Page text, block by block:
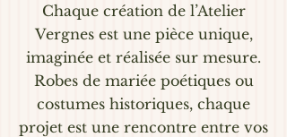
Chaque création de l’Atelier
Vergnes est une pièce unique,
imaginée et réalisée sur mesure.
Robes de mariée poétiques ou
costumes historiques, chaque
projet est une rencontre entre vos